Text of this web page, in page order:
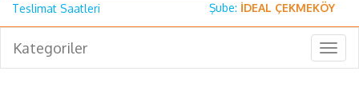
Teslimat Saatleri Şube: İDEAL ÇEKMEKÖY
Kategoriler